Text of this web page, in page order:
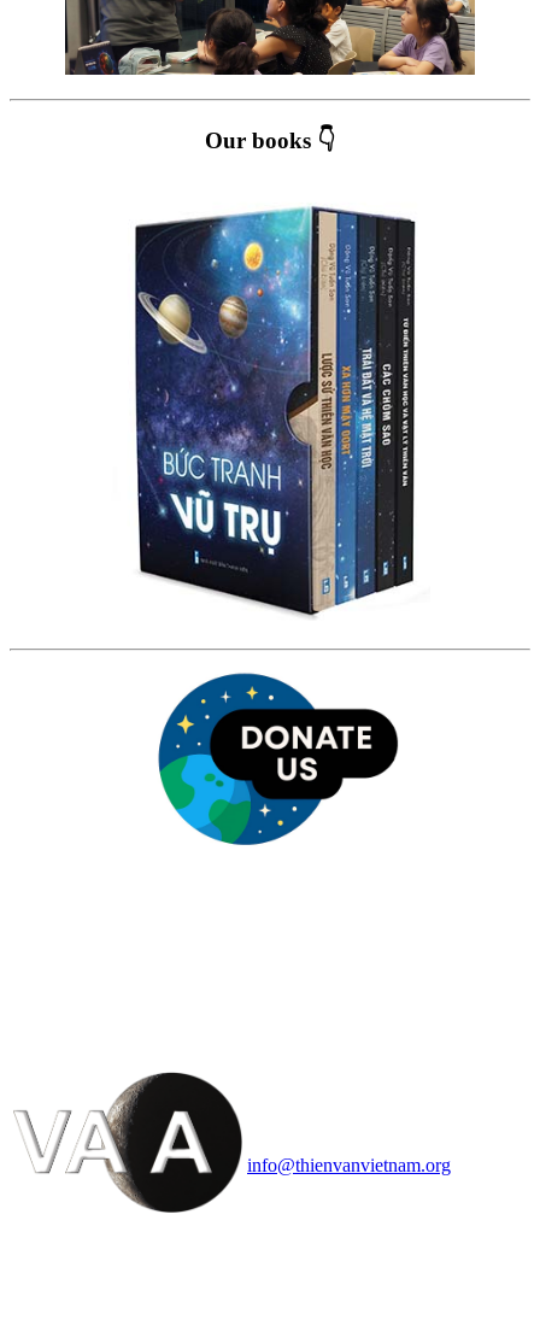
Our books 👇
info@thienvanvietnam.org